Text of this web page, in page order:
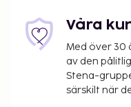
Våra
Med över 30
av den
Stena-
särskilt när